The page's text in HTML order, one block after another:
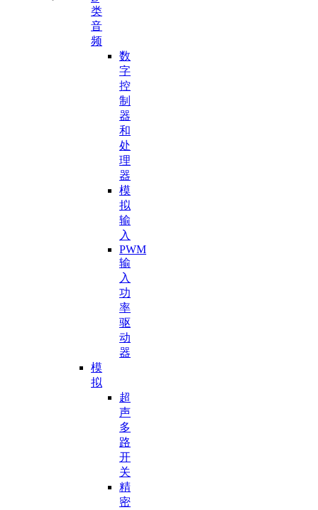
类
音
频
数
字
控
制
器
和
处
理
器
模
拟
输
入
PWM
输
入
功
率
驱
动
器
模
拟
超
声
多
路
开
关
精
密